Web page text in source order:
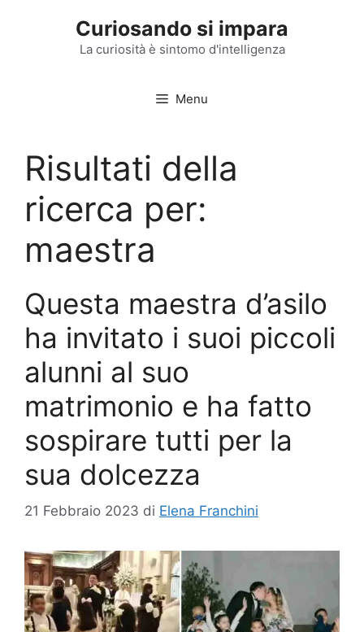
Curiosando si impara
La curiosità è sintomo d'intelligenza
Menu
Risultati della
ricerca per:
maestra
Questa maestra d’asilo
ha invitato i suoi piccoli
alunni al suo
matrimonio e ha fatto
sospirare tutti per la
sua dolcezza
21 Febbraio 2023 di Elena Franchini